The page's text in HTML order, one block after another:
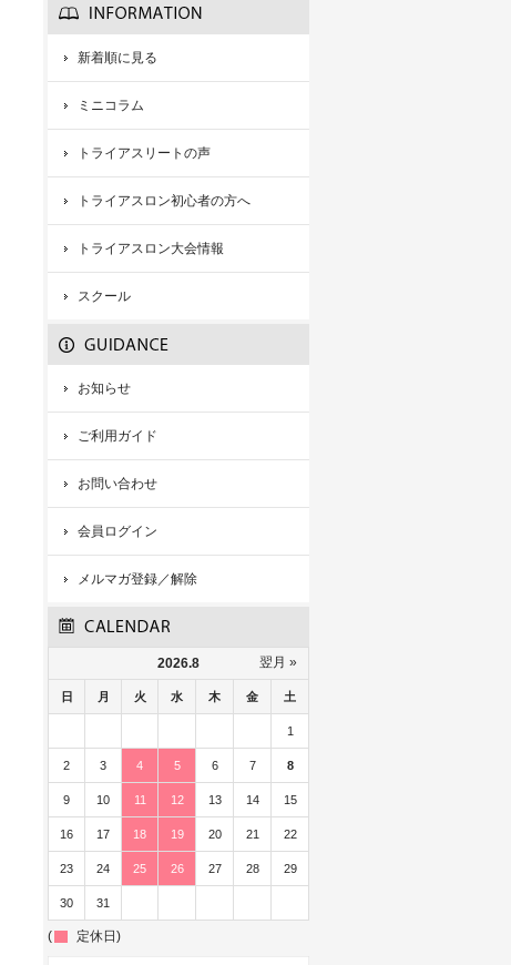
新着順に見る
ミニコラム
トライアスリートの声
トライアスロン初心者の方へ
トライアスロン大会情報
スクール
お知らせ
ご利用ガイド
お問い合わせ
会員ログイン
メルマガ登録／解除
2026.8 翌月 »
日 月 火 水 木 金 土
1
2 3 4 5 6 7 8
9 10 11 12 13 14 15
16 17 18 19 20 21 22
23 24 25 26 27 28 29
30 31
( 定休日)